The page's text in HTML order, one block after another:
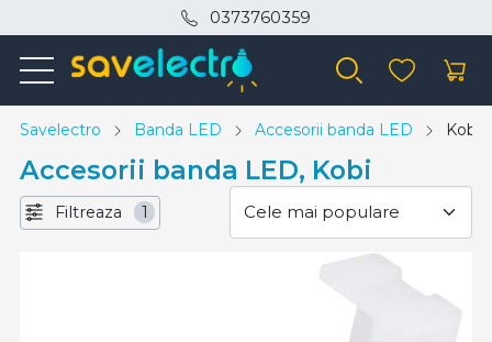
0373760359
Savelectro Banda LED Accesorii banda LED Kobi
Accesorii banda LED, Kobi
Filtreaza 1